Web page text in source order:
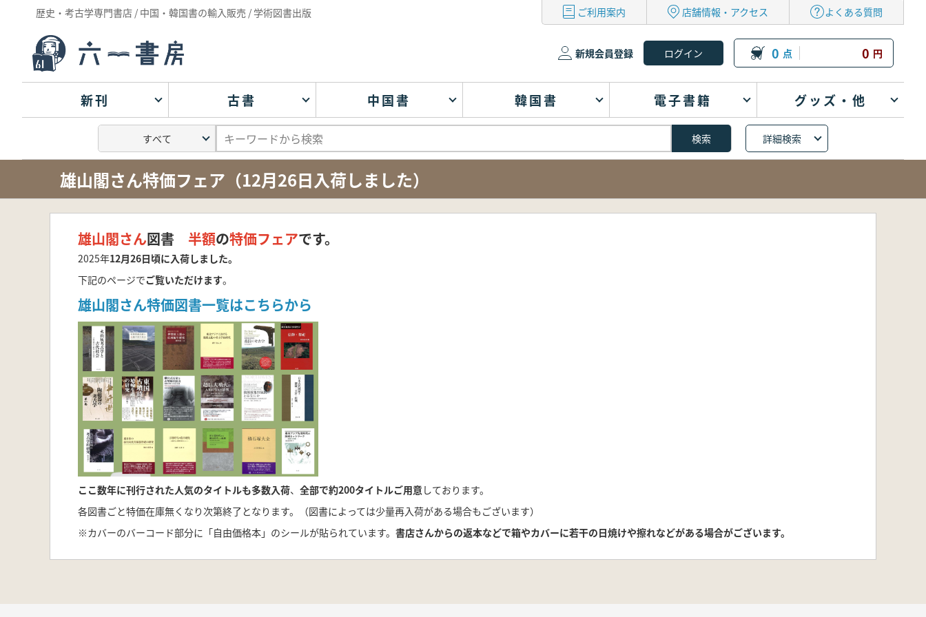
歴史・考古学専門書店 / 中国・韓国書の輸入販売 / 学術図書出版 ご利用案内 店舗情報・アクセス よくある質問
新規会員登録 0 点 0 円
新刊 古書 中国書 韓国書 電子書籍 グッズ・他
詳細検索
雄山閣さん特価フェア（12月26日入荷しました）
雄山閣さん図書 半額の特価フェアです。
2025年12月26日頃に入荷しました。
下記のページでご覧いただけます。
雄山閣さん特価図書一覧はこちらから
ここ数年に刊行された人気のタイトルも多数入荷、 全部で約200タイトルご用意 しております。
各図書ごと特価在庫無くなり次第終了となります。（図書によっては少量再入荷がある場合もございます）
※カバーのバーコード部分に「自由価格本」のシールが貼られています。 書店さんからの返本などで箱やカバーに若干の日焼けや擦れなどがある場合がございます。